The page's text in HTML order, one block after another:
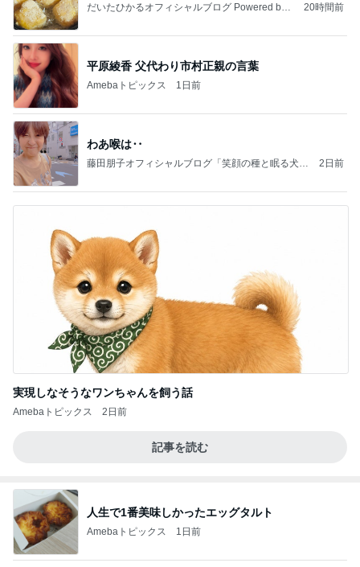
だいたひかるオフィシャルブログ Powered by
20時間前
平原綾香 父代わり市村正親の言葉
Amebaトピックス 1日前
わあ喉は‥
藤田朋子オフィシャルブログ「笑顔の種と眠る犬」
2日前
実現しなそうなワンちゃんを飼う話
Amebaトピックス 2日前
記事を読む
人生で1番美味しかったエッグタルト
Amebaトピックス 1日前